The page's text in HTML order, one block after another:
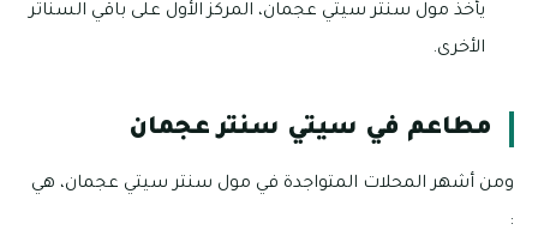
يأخذ مول سنتر سيتي عجمان، المركز الأول على باقي السناتر
الأخرى.
مطاعم في سيتي سنتر عجمان
ومن أشهر المحلات المتواجدة في مول سنتر سيتي عجمان، هي
: